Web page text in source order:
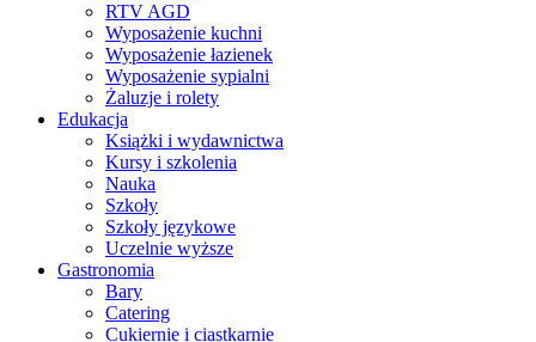
RTV AGD
Wyposażenie kuchni
Wyposażenie łazienek
Wyposażenie sypialni
Żaluzje i rolety
Edukacja
Książki i wydawnictwa
Kursy i szkolenia
Nauka
Szkoły
Szkoły językowe
Uczelnie wyższe
Gastronomia
Bary
Catering
Cukiernie i ciastkarnie